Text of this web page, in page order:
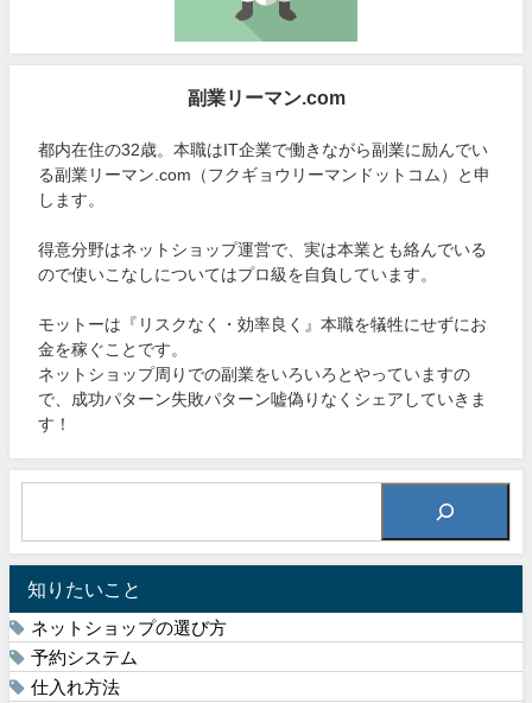
副業リーマン.com
都内在住の32歳。本職はIT企業で働きながら副業に励んでい
る副業リーマン.com（フクギョウリーマンドットコム）と申
します。
得意分野はネットショップ運営で、実は本業とも絡んでいる
ので使いこなしについてはプロ級を自負しています。
モットーは『リスクなく・効率良く』本職を犠牲にせずにお
金を稼ぐことです。
ネットショップ周りでの副業をいろいろとやっていますの
で、成功パターン失敗パターン嘘偽りなくシェアしていきま
す！
知りたいこと
ネットショップの選び方
予約システム
仕入れ方法